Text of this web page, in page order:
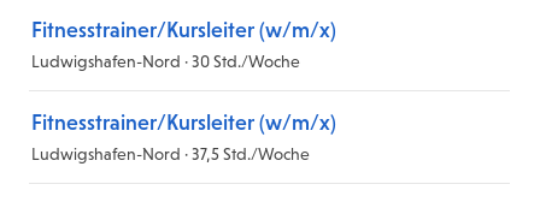
Fitnesstrainer/Kursleiter (w/m/x)
Ludwigshafen-Nord · 30 Std./Woche
Fitnesstrainer/Kursleiter (w/m/x)
Ludwigshafen-Nord · 37,5 Std./Woche